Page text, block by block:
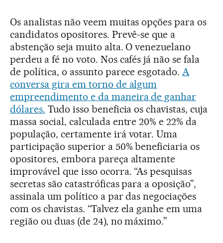
Os analistas não veem muitas opções para os
candidatos opositores. Prevê-se que a
abstenção seja muito alta. O venezuelano
perdeu a fé no voto. Nos cafés já não se fala
de política, o assunto parece esgotado.A
conversa gira em torno de algum
empreendimento e da maneira de ganhar
dólares. Tudo isso beneficia os chavistas, cuja
massa social, calculada entre 20% e 22% da
população, certamente irá votar. Uma
participação superior a 50% beneficiaria os
opositores, embora pareça altamente
improvável que isso ocorra. “As pesquisas
secretas são catastróficas para a oposição”,
assinala um político a par das negociações
com os chavistas. “Talvez ela ganhe em uma
região ou duas (de 24), no máximo.”